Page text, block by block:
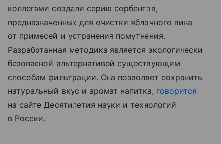
коллегами создали серию сорбентов,
предназначенных для очистки яблочного вина
от примесей и устранения помутнения.
Разработанная методика является экологически
безопасной альтернативой существующим
способам фильтрации. Она позволяет сохранить
натуральный вкус и аромат напитка, говорится
на сайте Десятилетия науки и технологий
в России.